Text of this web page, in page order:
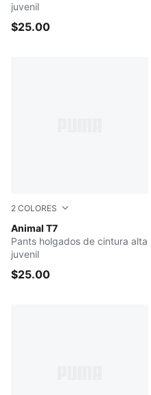
juvenil
$25.00
2 COLORES
Animal T7
Intense Lavender
Pants holgados de cintura alta
juvenil
$25.00